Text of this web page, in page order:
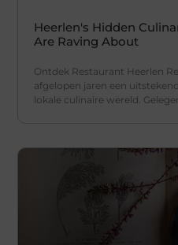
Heerlen's Hidden
Are Raving About
Ontdek Restaurant Heerlen
afgelopen jaren een
lokale culinaire wereld.